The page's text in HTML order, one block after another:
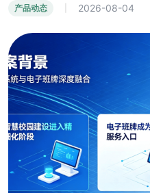
产品动态 2026-08-04